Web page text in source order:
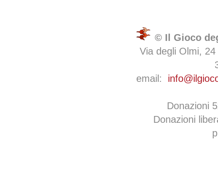
© Il Gioco
Via degli Olmi,
email:
Donazioni
Donazioni